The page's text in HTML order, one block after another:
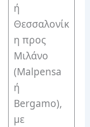
ή
Θεσσαλονίκ
η προς
Μιλάνο
(Malpensa
ή
Bergamo),
με